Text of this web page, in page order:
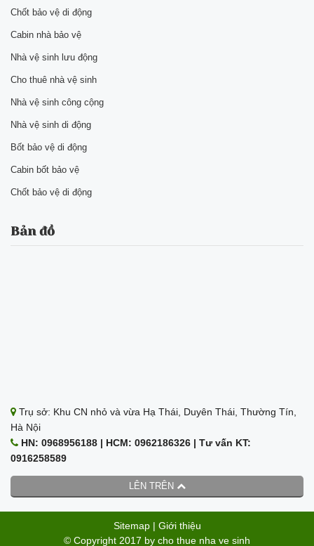
LÊN TRÊN
Chốt bảo vệ di động
Cabin nhà bảo vệ
Nhà vệ sinh lưu động
Cho thuê nhà vệ sinh
Nhà vệ sinh công cộng
Nhà vệ sinh di động
Bốt bảo vệ di động
Cabin bốt bảo vệ
Chốt bảo vệ di động
Bản đồ
Trụ sở: Khu CN nhỏ và vừa Hạ Thái, Duyên Thái, Thường Tín,
Hà Nội
HN: 0968956188 | HCM: 0962186326 | Tư vấn KT:
0916258589
Sitemap| Giới thiệu
© Copyright 2017 by cho thue nha ve sinh